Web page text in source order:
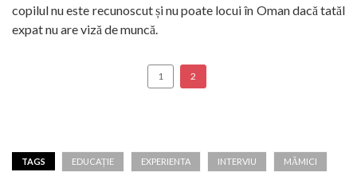
copilul nu este recunoscut și nu poate locui în Oman dacă tatăl
expat nu are viză de muncă.
1 2
TAGS EDUCAȚIE EXPERIENTA INTERVIU MĂMICI